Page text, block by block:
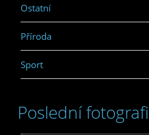
Ostatní
Příroda
Sport
Poslední